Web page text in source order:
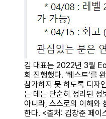
김 대표는 2022년 3월
회 진행했다. ‘퀘스트’를
참가하지 못 하도록 디자
는 데는 단순히 정리된 정
아니라, 스스로의 이해와
한다. <출처: 김창준 페이